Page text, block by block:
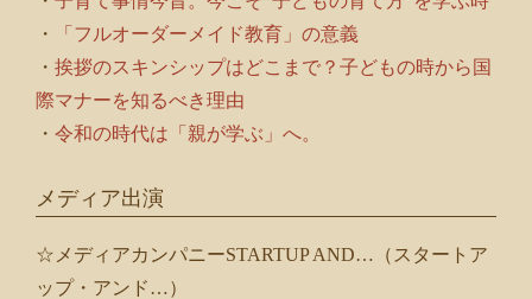
・
「フルオーダーメイド教育」の意義
・ 挨拶のスキンシップはどこまで？子どもの時から国
際マナーを知るべき理由
・ 令和の時代は「親が学ぶ」へ。
メディア出演
☆メディアカンパニーSTARTUP AND…（スタートア
ップ・アンド…）